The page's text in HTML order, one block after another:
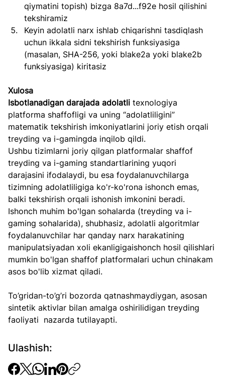
qiymatini topish) bizga 8a7d...f92e hosil qilishini
tekshiramiz
Keyin adolatli narx ishlab chiqarishni tasdiqlash
uchun ikkala sidni tekshirish funksiyasiga
(masalan, SHA-256, yoki blake2a yoki blake2b
funksiyasiga) kiritasiz
Xulosa
Isbotlanadigan darajada adolatli texnologiya
platforma shaffofligi va uning “adolatliligini”
matematik tekshirish imkoniyatlarini joriy etish orqali
treyding va i-gamingda inqilob qildi.
Ushbu tizimlarni joriy qilgan platformalar shaffof
treyding va i-gaming standartlarining yuqori
darajasini ifodalaydi, bu esa foydalanuvchilarga
tizimning adolatliligiga ko'r-ko'rona ishonch emas,
balki tekshirish orqali ishonish imkonini beradi.
Ishonch muhim bo'lgan sohalarda (treyding va i-
gaming sohalarida), shubhasiz, adolatli algoritmlar
foydalanuvchilar har qanday narx harakatining
manipulatsiyadan xoli ekanligigaishonch hosil qilishlari
mumkin bo'lgan shaffof platformalari uchun chinakam
asos bo'lib xizmat qiladi.
To’gridan-to’g’ri bozorda qatnashmaydiygan, asosan
sintetik aktivlar bilan amalga oshirilidigan treyding
faoliyati  nazarda tutilayapti.
Ulashish: